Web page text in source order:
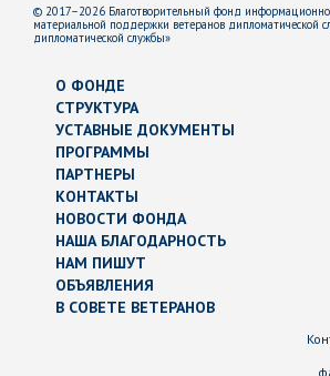
© 2017–2026 Благотворительный фонд
материальной поддержки ветеранов дипломатической
дипломатической службы»
О ФОНДЕ
СТРУКТУРА
УСТАВНЫЕ ДОКУМЕНТЫ
ПРОГРАММЫ
ПАРТНЕРЫ
КОНТАКТЫ
НОВОСТИ ФОНДА
НАША БЛАГОДАРНОСТЬ
НАМ ПИШУТ
ОБЪЯВЛЕНИЯ
В СОВЕТЕ ВЕТЕРАНОВ